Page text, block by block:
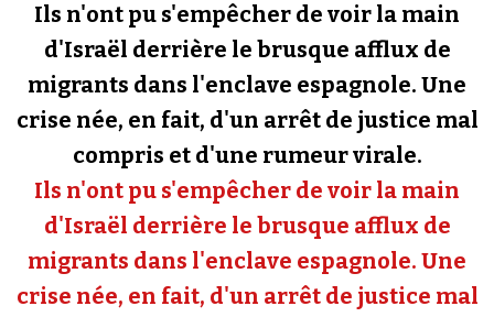
Revues de presse
Newsletter
Faire un don
Demander à Vera
Se connecter
Ils n'ont pu s'empêcher de voir la main
d'Israël derrière le brusque afflux de
migrants dans l'enclave espagnole. Une
crise née, en fait, d'un arrêt de justice mal
compris et d'une rumeur virale.
Ils n'ont pu s'empêcher de voir la main
d'Israël derrière le brusque afflux de
migrants dans l'enclave espagnole. Une
crise née, en fait, d'un arrêt de justice mal